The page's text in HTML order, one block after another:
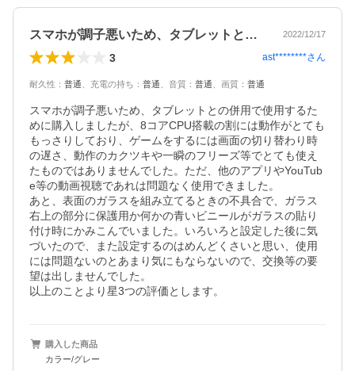
スマホが調子悪いため、タブレットとの併… 2022/12/17
3 ast********さん
耐久性 ： 普通 充電の持ち ： 普通 音質 ： 普通 画質 ： 普通
スマホが調子悪いため、タブレットとの併用で使用するた
めに購入しましたが、8コアCPU搭載の割には動作がとても
もっさりしており、ゲームをするには画面の切り替わり時
の遅さ、動作のカクツキや一瞬のフリーズ等でとても使え
たものではありませんでした。ただ、他のアプリやYouTub
e等の動画視聴であれは問題なく使用できました。
あと、表面のガラスを組み立てるときの不具合で、ガラス
右上の部分に保護用か何かの青いビニールがガラスの貼り
付け時にかみこんでいました。いろいろと設定した後に気
づいたので、また設定するのはめんどくさいと思い、使用
には問題ないのとあまり気にもならないので、交換等の要
望は出しませんでした。
以上のことより星3つの評価とします。
購入した商品
カラー/グレー